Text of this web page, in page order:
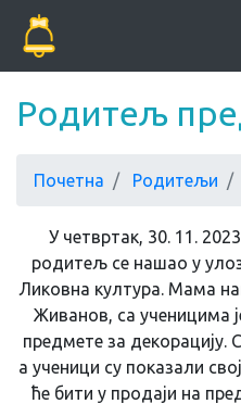
Родитељ
Почетна Родитељи
У четвртак, 30. 11.
родитељ се нашао у
Ликовна култура. Мама
Живанов, са ученицима
предмете за декорацију.
а ученици су показали
ће бити у продаји на